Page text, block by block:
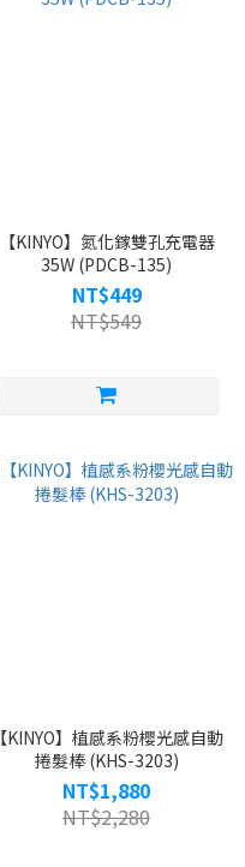
【KINYO】氮化鎵雙孔充電器
35W (PDCB-135)
NT$449
NT$549
【KINYO】植感系粉櫻光感自動
捲髮棒 (KHS-3203)
NT$1,880
NT$2,280